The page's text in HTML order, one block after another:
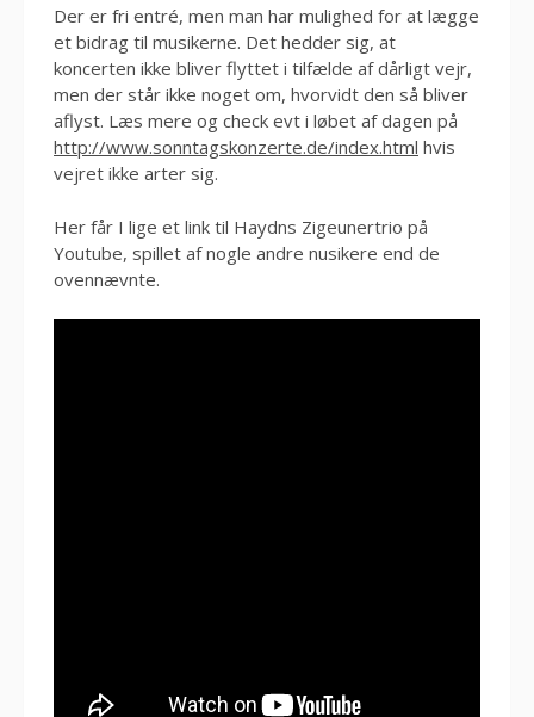
Der er fri entré, men man har mulighed for at lægge
et bidrag til musikerne. Det hedder sig, at
koncerten ikke bliver flyttet i tilfælde af dårligt vejr,
men der står ikke noget om, hvorvidt den så bliver
aflyst. Læs mere og check evt i løbet af dagen på
http://www.sonntagskonzerte.de/index.html hvis
vejret ikke arter sig.
Her får I lige et link til Haydns Zigeunertrio på
Youtube, spillet af nogle andre nusikere end de
ovennævnte.